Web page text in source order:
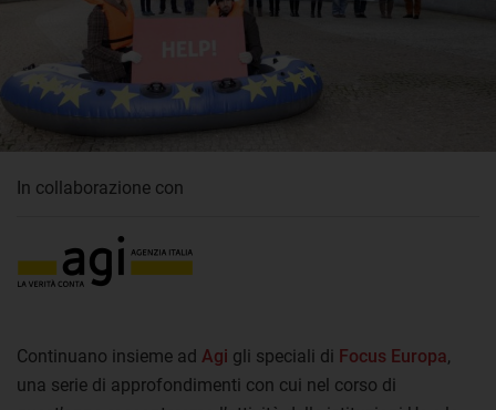
In collaborazione con
Continuano insieme ad Agi gli speciali di Focus Europa,
una serie di approfondimenti con cui nel corso di